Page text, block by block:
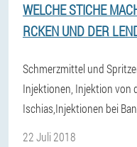
WELCHE STICHE
RCKEN UND DER
Schmerzmittel und
Injektionen, Injektion von
Ischias,Injektionen bei
22 Juli 2018